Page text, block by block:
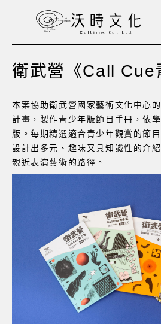
衛武營《Call Cue
本案協助衛武營國家藝術文化中心
計畫，製作青少年版節目手冊，依
版。每期精選適合青少年觀賞的節
設計出多元、趣味又具知識性的介
親近表演藝術的路徑。